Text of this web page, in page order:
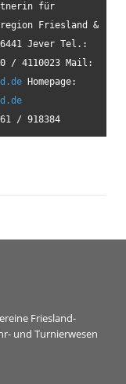
für
Friesland &
Jever Tel.:
/ 918384
Friesland-
und Turnierwesen